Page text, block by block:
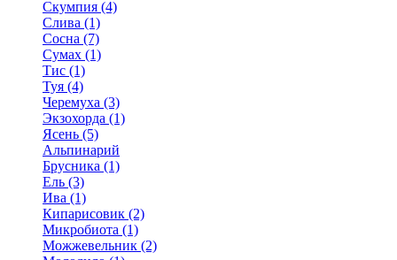
Скумпия (4)
Слива (1)
Сосна (7)
Сумах (1)
Тис (1)
Туя (4)
Черемуха (3)
Экзохорда (1)
Ясень (5)
Альпинарий
Брусника (1)
Ель (3)
Ива (1)
Кипарисовик (2)
Микробиота (1)
Можжевельник (2)